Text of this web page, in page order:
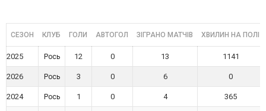
СЕЗОН КЛУБ ГОЛИ АВТОГОЛ ЗІГРАНО МАТЧІВ ХВИЛИН НА ПОЛІ
2025 Рось 12 0 13 1141
2026 Рось 3 0 6 0
2024 Рось 1 0 4 365